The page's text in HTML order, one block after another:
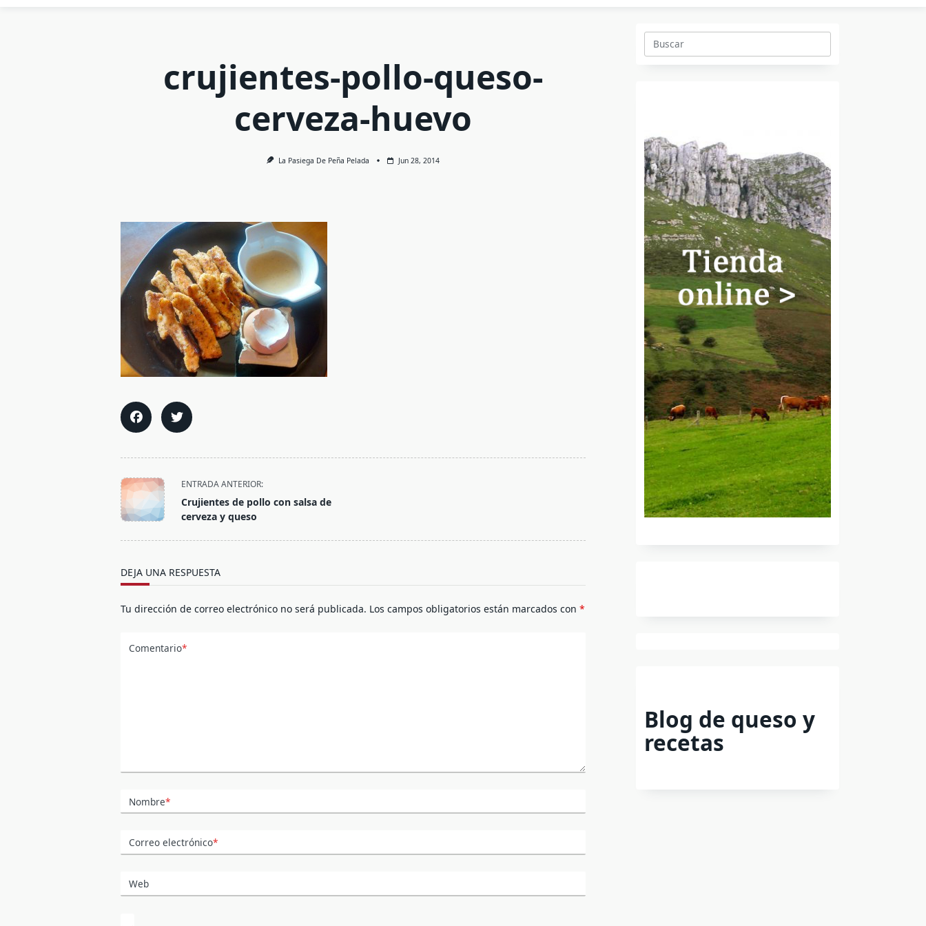
crujientes-pollo-queso-
cerveza-huevo
La Pasiega De Peña Pelada Jun 28, 2014
<span
class="nav-
subtitle
ENTRADA ANTERIOR:
Crujientes de pollo con salsa de
cerveza y queso
DEJA UNA RESPUESTA
Tu dirección de correo electrónico no será publicada. Los campos obligatorios están marcados con*
Comentario*
Nombre*
Correo electrónico*
Web
Buscar:
Blog de queso y
recetas